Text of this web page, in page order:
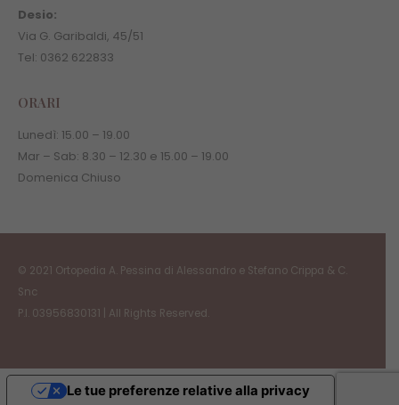
Desio:
Via G. Garibaldi, 45/51
Tel: 0362 622833
ORARI
Lunedì: 15.00 – 19.00
Mar – Sab: 8.30 – 12.30 e 15.00 – 19.00
Domenica Chiuso
© 2021 Ortopedia A. Pessina di Alessandro e Stefano Crippa & C.
Snc
P.I. 03956830131 | All Rights Reserved.
Le tue preferenze relative alla privacy